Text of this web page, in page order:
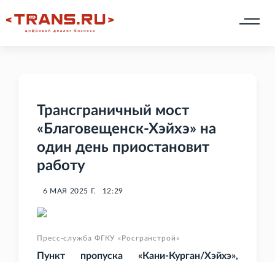
Трансграничный мост
«Благовещенск-Хэйхэ» на
один день приостановит
работу
6 МАЯ 2025 Г. 12:29
Пресс-служба ФГКУ «Росгранстрой»
Пункт пропуска «Кани-Курган/Хэйхэ»,